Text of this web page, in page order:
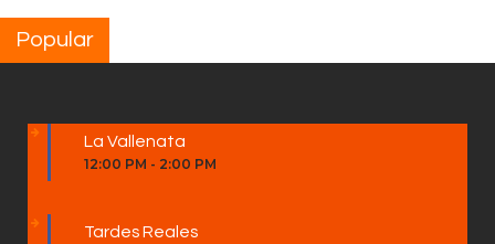
Popular
La Vallenata
12:00 PM - 2:00 PM
Tardes Reales